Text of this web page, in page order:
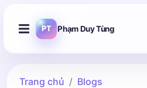
PT Phạm Duy Tùng
Trang chủ
Blogs